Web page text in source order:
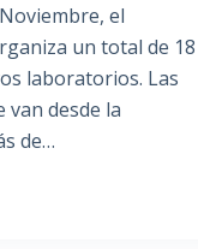
el
un total de 18
laboratorios. Las
van desde la
de…